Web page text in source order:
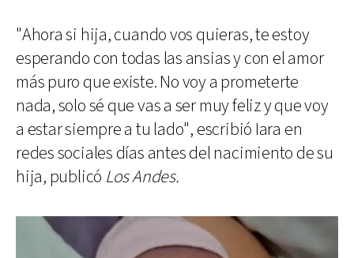
"Ahora si hija, cuando vos quieras, te estoy
esperando con todas las ansias y con el amor
más puro que existe. No voy a prometerte
nada, solo sé que vas a ser muy feliz y que voy
a estar siempre a tu lado", escribió Iara en
redes sociales días antes del nacimiento de su
hija, publicó Los Andes.